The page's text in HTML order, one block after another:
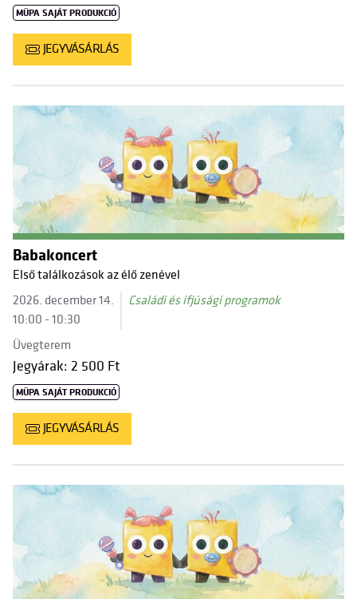
MÜPA SAJÁT PRODUKCIÓ
JEGYVÁSÁRLÁS
Babakoncert
Első találkozások az élő zenével
2026. december 14.
10:00 - 10:30
Családi és ifjúsági programok
Üvegterem
Jegyárak: 2 500 Ft
MÜPA SAJÁT PRODUKCIÓ
JEGYVÁSÁRLÁS